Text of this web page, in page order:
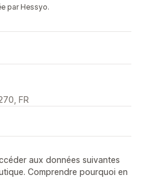
par Hessyo.
FR
aux données suivantes
Comprendre pourquoi en